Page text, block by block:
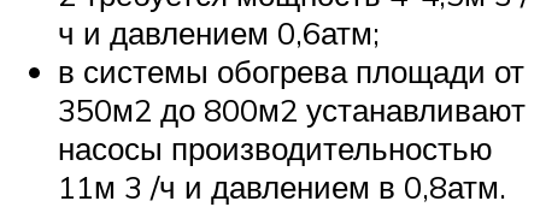
ч и давлением 0,6атм;
в системы обогрева площади от
350м2 до 800м2 устанавливают
насосы производительностью
11м 3 /ч и давлением в 0,8атм.